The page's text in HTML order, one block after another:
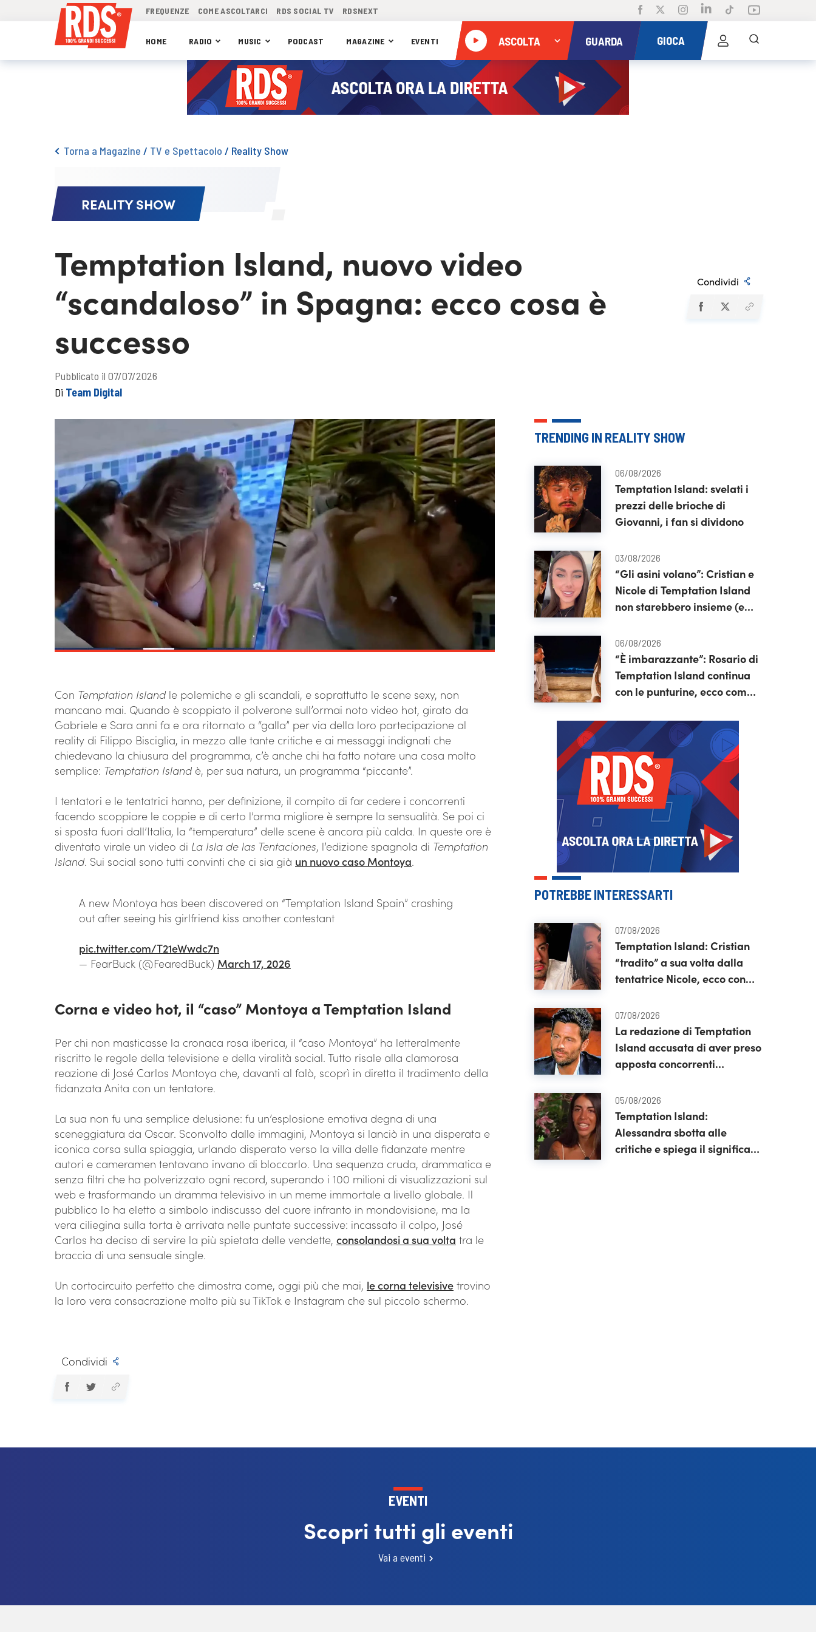
FREQUENZE COME ASCOLTARCI RDS SOCIAL TV RDSNEXT
HOME RADIO MUSIC PODCAST MAGAZINE EVENTI ASCOLTA GUARDA GIOCA
Torna a Magazine / TV e Spettacolo / Reality Show
REALITY SHOW
Temptation Island, nuovo video
“scandaloso” in Spagna: ecco cosa è
successo
Condividi
Pubblicato il 07/07/2026
Di Team Digital
Con Temptation Islandle polemiche e gli scandali, e soprattutto le scene sexy, non
mancano mai. Quando è scoppiato il polverone sull’ormai noto video hot, girato da
Gabriele e Sara anni fa e ora ritornato a “galla” per via della loro partecipazione al
reality di Filippo Bisciglia, in mezzo alle tante critiche e ai messaggi indignati che
chiedevano la chiusura del programma, c’è anche chi ha fatto notare una cosa molto
semplice: Temptation Islandè, per sua natura, un programma “piccante”.
I tentatori e le tentatrici hanno, per definizione, il compito di far cedere i concorrenti
facendo scoppiare le coppie e di certo l’arma migliore è sempre la sensualità. Se poi ci
si sposta fuori dall’Italia, la “temperatura” delle scene è ancora più calda. In queste ore è
diventato virale un video di La Isla de las Tentaciones, l’edizione spagnola di Temptation
Island. Sui social sono tutti convinti che ci sia già un nuovo caso Montoya.
A new Montoya has been discovered on “Temptation Island Spain” crashing
out after seeing his girlfriend kiss another contestant
pic.twitter.com/T21eWwdc7n
— FearBuck (@FearedBuck) March 17, 2026
Corna e video hot, il “caso” Montoya a Temptation Island
Per chi non masticasse la cronaca rosa iberica, il “caso Montoya” ha letteralmente
riscritto le regole della televisione e della viralità social. Tutto risale alla clamorosa
reazione di José Carlos Montoya che, davanti al falò, scoprì in diretta il tradimento della
fidanzata Anita con un tentatore.
La sua non fu una semplice delusione: fu un’esplosione emotiva degna di una
sceneggiatura da Oscar. Sconvolto dalle immagini, Montoya si lanciò in una disperata e
iconica corsa sulla spiaggia, urlando disperato verso la villa delle fidanzate mentre
autori e cameramen tentavano invano di bloccarlo. Una sequenza cruda, drammatica e
senza filtri che ha polverizzato ogni record, superando i 100 milioni di visualizzazioni sul
web e trasformando un dramma televisivo in un meme immortale a livello globale. Il
pubblico lo ha eletto a simbolo indiscusso del cuore infranto in mondovisione, ma la
vera ciliegina sulla torta è arrivata nelle puntate successive: incassato il colpo, José
Carlos ha deciso di servire la più spietata delle vendette, consolandosi a sua volta tra le
braccia di una sensuale single.
Un cortocircuito perfetto che dimostra come, oggi più che mai, le corna televisive trovino
la loro vera consacrazione molto più su TikTok e Instagram che sul piccolo schermo.
Condividi
TRENDING IN REALITY SHOW
06/08/2026
Temptation Island: svelati i
prezzi delle brioche di
Giovanni, i fan si dividono
03/08/2026
“Gli asini volano”: Cristian e
Nicole di Temptation Island
non starebbero insieme (e
06/08/2026
“È imbarazzante”: Rosario di
Temptation Island continua
con le punturine, ecco come
POTREBBE INTERESSARTI
07/08/2026
Temptation Island: Cristian
“tradito” a sua volta dalla
tentatrice Nicole, ecco con
07/08/2026
La redazione di Temptation
Island accusata di aver preso
apposta concorrenti
05/08/2026
Temptation Island:
Alessandra sbotta alle
critiche e spiega il significato
EVENTI
Scopri tutti gli eventi
Vai a eventi